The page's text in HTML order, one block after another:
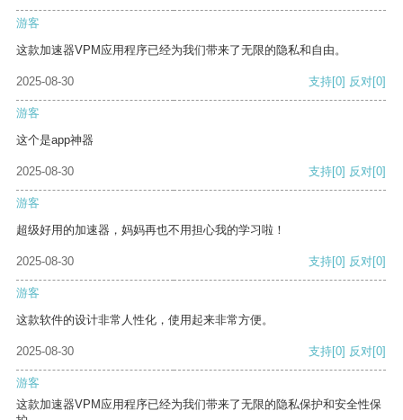
游客
这款加速器VPM应用程序已经为我们带来了无限的隐私和自由。
2025-08-30 支持[0] 反对[0]
游客
这个是app神器
2025-08-30 支持[0] 反对[0]
游客
超级好用的加速器，妈妈再也不用担心我的学习啦！
2025-08-30 支持[0] 反对[0]
游客
这款软件的设计非常人性化，使用起来非常方便。
2025-08-30 支持[0] 反对[0]
游客
这款加速器VPM应用程序已经为我们带来了无限的隐私保护和安全性保